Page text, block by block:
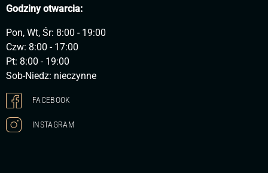
Godziny otwarcia:
Pon, Wt, Śr: 8:00 - 19:00
Czw: 8:00 - 17:00
Pt: 8:00 - 19:00
Sob-Niedz: nieczynne
FACEBOOK
INSTAGRAM